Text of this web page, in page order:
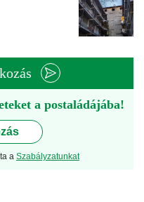
a postaládájába!
a Szabályzatunkat